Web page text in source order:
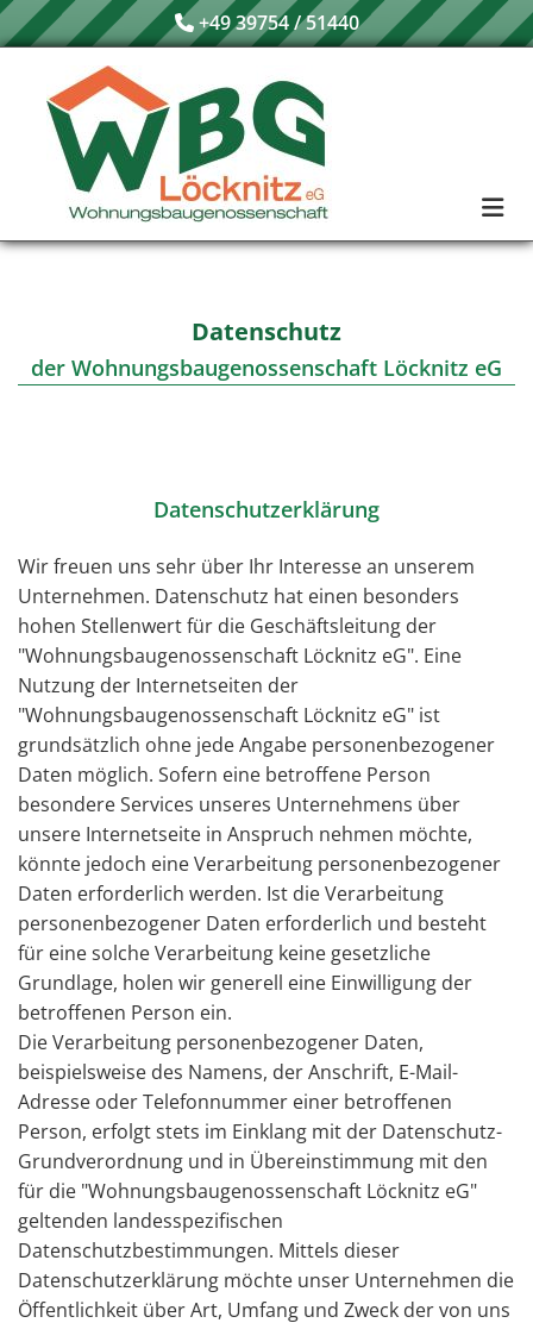
Zum Inhalt springen
 +49 39754 / 51440
Datenschutz
der Wohnungsbaugenossenschaft Löcknitz eG
Datenschutzerklärung
Wir freuen uns sehr über Ihr Interesse an unserem
Unternehmen. Datenschutz hat einen besonders
hohen Stellenwert für die Geschäftsleitung der
"Wohnungsbaugenossenschaft Löcknitz eG". Eine
Nutzung der Internetseiten der
"Wohnungsbaugenossenschaft Löcknitz eG" ist
grundsätzlich ohne jede Angabe personenbezogener
Daten möglich. Sofern eine betroffene Person
besondere Services unseres Unternehmens über
unsere Internetseite in Anspruch nehmen möchte,
könnte jedoch eine Verarbeitung personenbezogener
Daten erforderlich werden. Ist die Verarbeitung
personenbezogener Daten erforderlich und besteht
für eine solche Verarbeitung keine gesetzliche
Grundlage, holen wir generell eine Einwilligung der
betroffenen Person ein.
Die Verarbeitung personenbezogener Daten,
beispielsweise des Namens, der Anschrift, E-Mail-
Adresse oder Telefonnummer einer betroffenen
Person, erfolgt stets im Einklang mit der Datenschutz-
Grundverordnung und in Übereinstimmung mit den
für die "Wohnungsbaugenossenschaft Löcknitz eG"
geltenden landesspezifischen
Datenschutzbestimmungen. Mittels dieser
Datenschutzerklärung möchte unser Unternehmen die
Öffentlichkeit über Art, Umfang und Zweck der von uns